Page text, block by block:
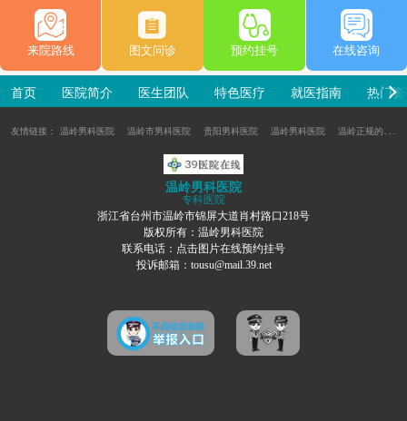
来院路线 图文问诊 预约挂号 在线咨询
首页 医院简介 医生团队 特色医疗 就医指南 热门
友情链接： 温岭男科医院 温岭市男科医院 贵阳男科医院 温岭男科医院 温岭正规的男科医院
温岭男科医院
专科医院
浙江省台州市温岭市锦屏大道肖村路口218号
版权所有：温岭男科医院
联系电话：点击图片在线预约挂号
投诉邮箱：tousu@mail.39.net